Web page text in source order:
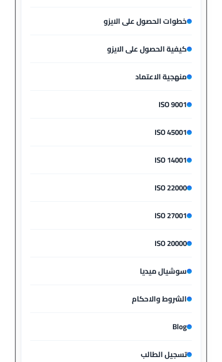
خطوات الحصول على الايزو
كيفية الحصول على الايزو
منهجية الاعتماد
ISO 9001
ISO 45001
ISO 14001
ISO 22000
ISO 27001
ISO 20000
سوشيال ميديا
الشروط والاحكام
Blog
تسجيل الطالب